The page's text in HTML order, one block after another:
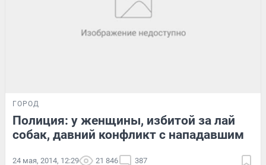
ГОРОД
Полиция: у женщины, избитой за лай
собак, давний конфликт с нападавшим
24 мая, 2014, 12:29 21 846 387